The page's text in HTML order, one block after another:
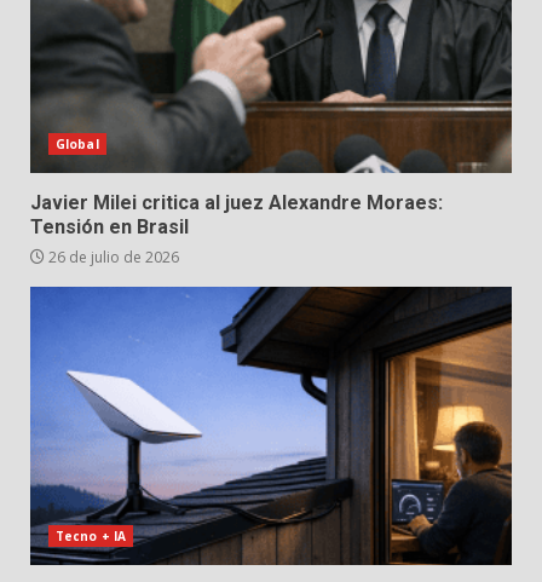
Global
Javier Milei critica al juez Alexandre Moraes:
Tensión en Brasil
26 de julio de 2026
Tecno + IA